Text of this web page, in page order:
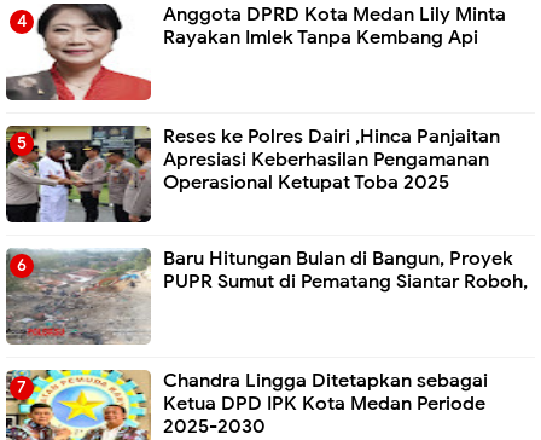
Anggota DPRD Kota Medan Lily Minta
Rayakan Imlek Tanpa Kembang Api
Reses ke Polres Dairi ,Hinca Panjaitan
Apresiasi Keberhasilan Pengamanan
Operasional Ketupat Toba 2025
Baru Hitungan Bulan di Bangun, Proyek
PUPR Sumut di Pematang Siantar Roboh,
Chandra Lingga Ditetapkan sebagai
Ketua DPD IPK Kota Medan Periode
2025-2030